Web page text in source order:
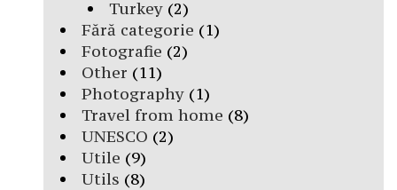
Turkey(2)
Fără categorie (1)
Fotografie (2)
Other (11)
Photography (1)
Travel from home (8)
UNESCO (2)
Utile (9)
Utils (8)